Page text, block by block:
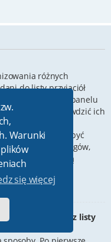
Warunki
się więcej
różnych
do listy przyjaciół
znajdującej się w panelu
szybko sprawdzić ich
Zależnie od
mogą być
do listy wrogów,
nie będą
użytkowników z listy